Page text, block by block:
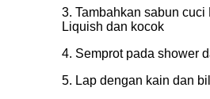
3. Tambahkan sabun cuci
Liquish dan kocok
4. Semprot pada shower
5. Lap dengan kain dan